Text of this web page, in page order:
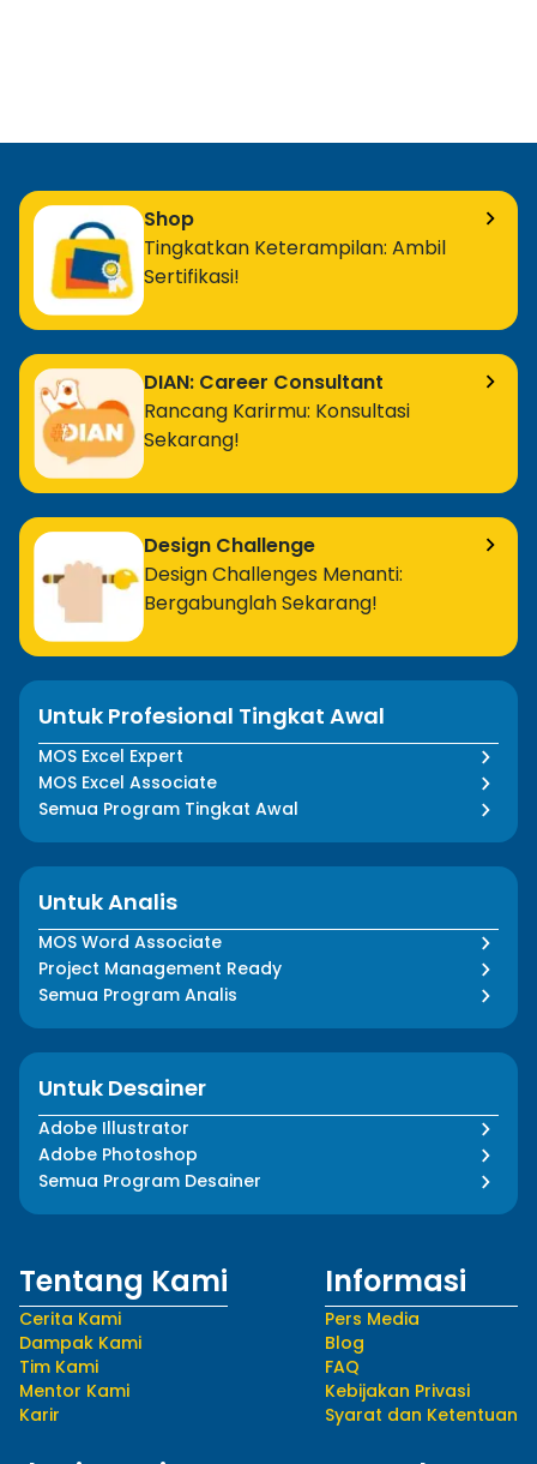
Shop
Tingkatkan Keterampilan: Ambil
Sertifikasi!
DIAN: Career Consultant
Rancang Karirmu: Konsultasi
Sekarang!
Design Challenge
Design Challenges Menanti:
Bergabunglah Sekarang!
Untuk Profesional Tingkat Awal
MOS Excel Expert
MOS Excel Associate
Semua Program Tingkat Awal
Untuk Analis
MOS Word Associate
Project Management Ready
Semua Program Analis
Untuk Desainer
Adobe Illustrator
Adobe Photoshop
Semua Program Desainer
Tentang Kami
Cerita Kami
Dampak Kami
Tim Kami
Mentor Kami
Karir
Informasi
Pers Media
Blog
FAQ
Kebijakan Privasi
Syarat dan Ketentuan